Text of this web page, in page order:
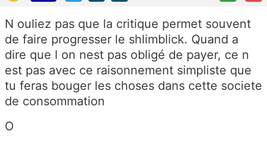
N ouliez pas que la critique permet souvent
de faire progresser le shlimblick. Quand a
dire que l on nest pas obligé de payer, ce n
est pas avec ce raisonnement simpliste que
tu feras bouger les choses dans cette societe
de consommation
O